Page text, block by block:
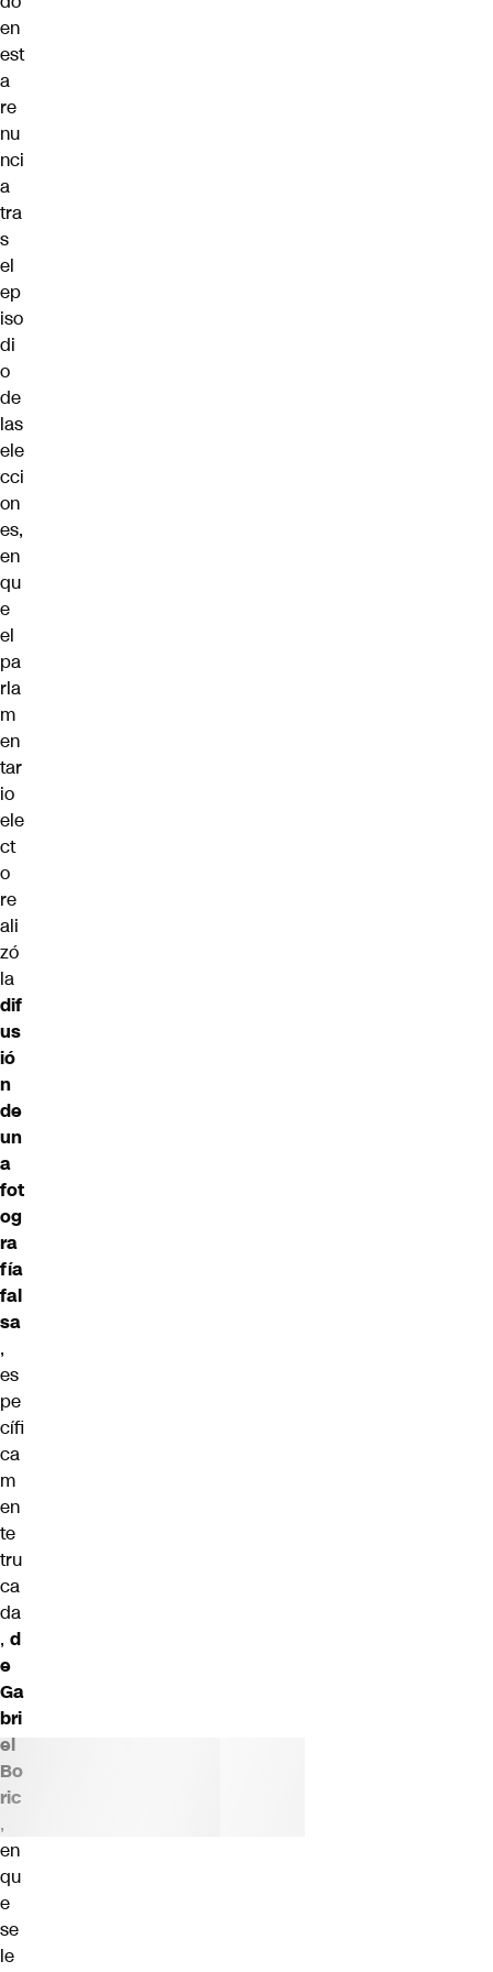
en
est
a
re
nu
nci
a
tra
s
el
ep
iso
di
o
de
las
ele
cci
on
es,
en
qu
e
el
pa
rla
m
en
tar
io
ele
ct
o
re
ali
zó
la
dif
us
ió
n
de
un
a
fot
og
ra
fía
fal
sa
,
es
pe
cífi
ca
m
en
te
tru
ca
da
, d
e
Ga
bri
el
Bo
ric
,
en
qu
e
se
le